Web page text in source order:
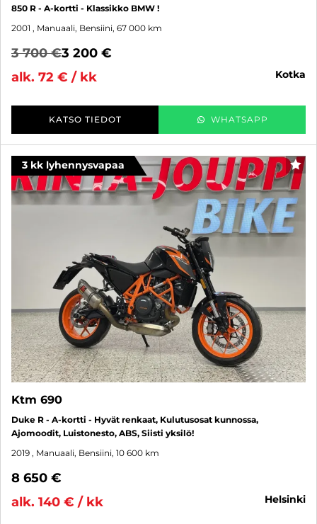
850 R - A-kortti - Klassikko BMW !
2001 , Manuaali, Bensiini, 67 000 km
3 700 €3 200 €
alk. 72 € / kk
kotka
KATSO TIEDOT WHATSAPP
3 kk lyhennysvapaa
Ktm 690
Duke R - A-kortti - Hyvät renkaat, Kulutusosat kunnossa,
Ajomoodit, Luistonesto, ABS, Siisti yksilö!
2019 , Manuaali, Bensiini, 10 600 km
8 650 €
alk. 140 € / kk
helsinki